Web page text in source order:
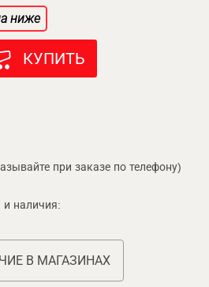
ниже
КУПИТЬ
при заказе по телефону)
и наличия:
В МАГАЗИНАХ